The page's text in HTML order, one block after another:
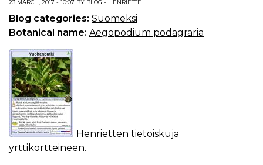
23 MARCH, 2017 - 10:07 BY BLOG - HENRIETTE
Blog categories: Suomeksi
Botanical name: Aegopodium podagraria
Henrietten tietoiskuja
yrttikortteineen.